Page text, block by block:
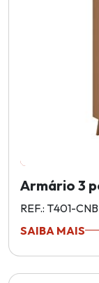
Armário 3
REF.: T401-
SAIBA MAIS